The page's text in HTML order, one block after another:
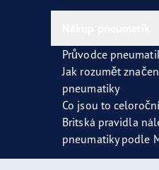
Průvodce
Jak rozumět
pneumatiky
Co jsou to
Britská pravidla
pneumatiky podle